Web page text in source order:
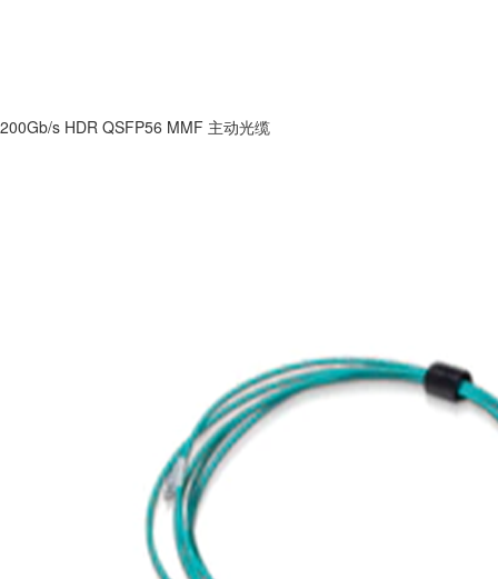
200Gb/s HDR QSFP56 MMF 主动光缆